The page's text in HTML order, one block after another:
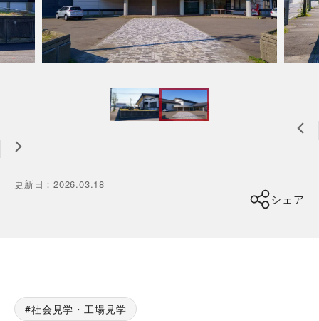
更新日 ：2026.03.18
シェア
社会見学・工場見学